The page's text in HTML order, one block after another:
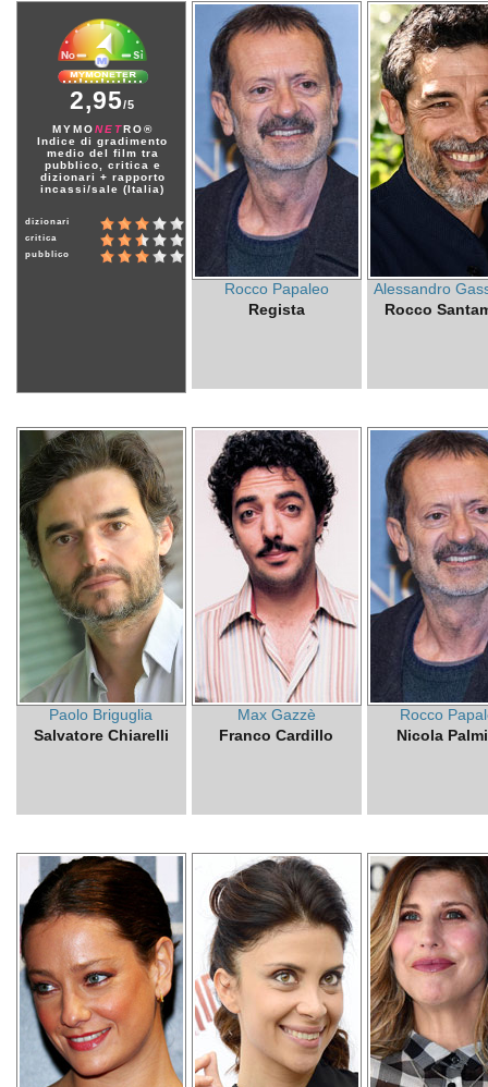
2,95/5
MYMONETRO®
Indice di gradimento
medio del film tra
pubblico, critica e
dizionari + rapporto
incassi/sale (Italia)
dizionari
critica
pubblico
Rocco Papaleo
Regista
Alessandro
Rocco
Paolo Briguglia
Salvatore Chiarelli
Max Gazzè
Franco Cardillo
Rocco
Nicola